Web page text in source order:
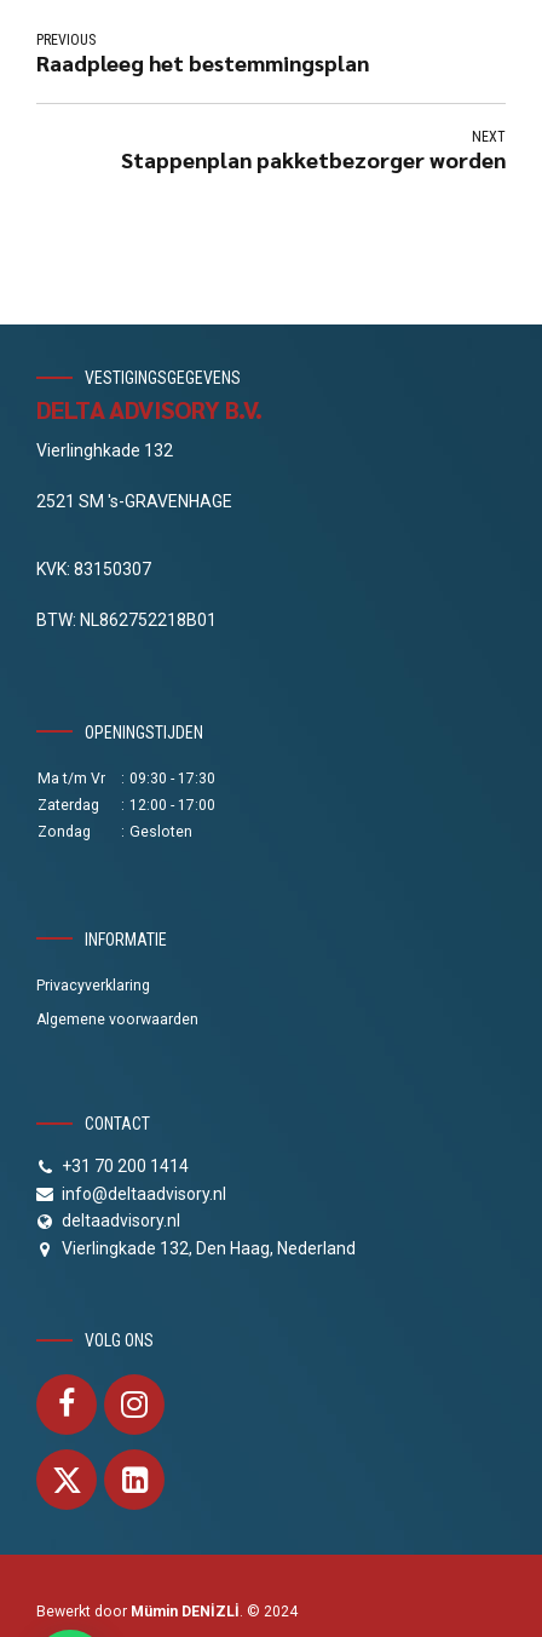
PREVIOUS
Raadpleeg het bestemmingsplan
NEXT
Stappenplan pakketbezorger worden
VESTIGINGSGEGEVENS
DELTA ADVISORY B.V.
Vierlinghkade 132
2521 SM 's-GRAVENHAGE
KVK: 83150307
BTW: NL862752218B01
OPENINGSTIJDEN
Ma t/m Vr : 09:30 - 17:30
Zaterdag
: 12:00 - 17:00
Zondag
: Gesloten
INFORMATIE
Privacyverklaring
Algemene voorwaarden
CONTACT
+31 70 200 1414
info@deltaadvisory.nl
deltaadvisory.nl
Vierlingkade 132, Den Haag, Nederland
VOLG ONS
Bewerkt door Mümin DENİZLİ . © 2024